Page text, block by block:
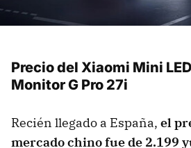
Precio del Xiaomi Mini
Monitor G Pro 27i
Recién llegado a España, el
mercado chino fue de 2.199